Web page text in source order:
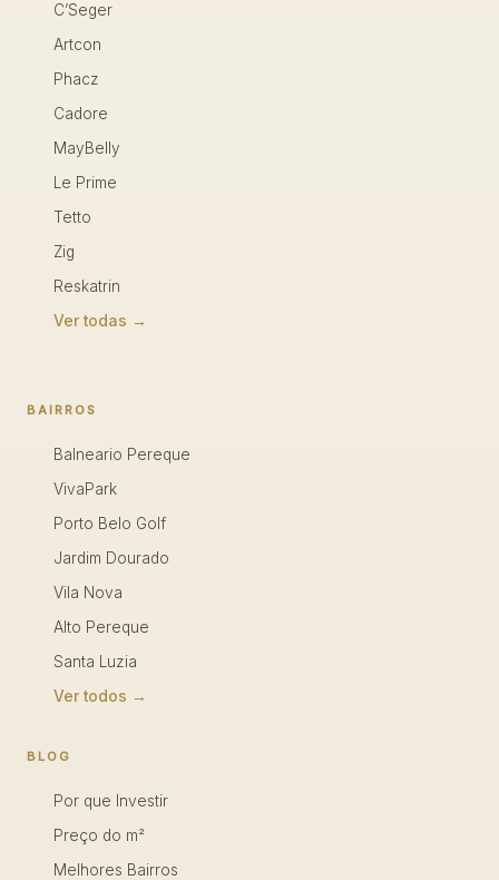
C’Seger
Artcon
Phacz
Cadore
MayBelly
Le Prime
Tetto
Zig
Reskatrin
Ver todas →
BAIRROS
Balneario Pereque
VivaPark
Porto Belo Golf
Jardim Dourado
Vila Nova
Alto Pereque
Santa Luzia
Ver todos →
BLOG
Por que Investir
Preço do m²
Melhores Bairros